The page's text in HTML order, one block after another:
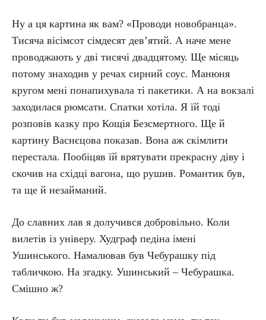
Ну а ця картина як вам? «Проводи новобранца».
Тисяча вісімсот сімдесят дев’ятий. А наче мене
проводжають у дві тисячі двадцятому. Ще місяць
потому знаходив у речах сирний соус. Манюня
кругом мені понапихувала ті пакетики. А на вокзалі
заходилася рюмсати. Спатки хотіла. Я їй тоді
розповів казку про Кощія Безсмертного. Ще й
картину Васнєцова показав. Вона аж скімлити
перестала. Пообіцяв їй врятувати прекрасну діву і
скочив на східці вагона, що рушив. Романтик був,
та ще й незайманий.
До славних лав я долучився добровільно. Коли
вилетів із універу. Худграф педіна імені
Ушинського. Намалював був Чебурашку під
табличкою. На згадку. Ушинський – Чебурашка.
Смішно ж?